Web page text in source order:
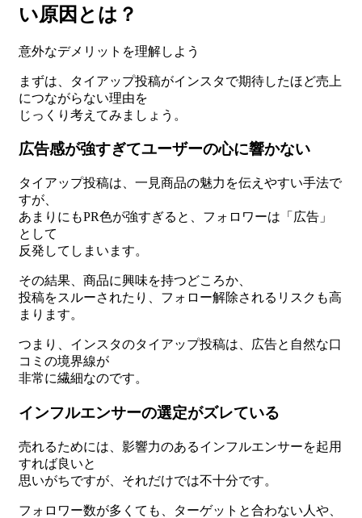
い原因とは？
意外なデメリットを理解しよう
まずは、タイアップ投稿がインスタで期待したほど売上
につながらない理由を
じっくり考えてみましょう。
広告感が強すぎてユーザーの心に響かない
タイアップ投稿は、一見商品の魅力を伝えやすい手法で
すが、
あまりにもPR色が強すぎると、フォロワーは「広告」
として
反発してしまいます。
その結果、商品に興味を持つどころか、
投稿をスルーされたり、フォロー解除されるリスクも高
まります。
つまり、インスタのタイアップ投稿は、広告と自然な口
コミの境界線が
非常に繊細なのです。
インフルエンサーの選定がズレている
売れるためには、影響力のあるインフルエンサーを起用
すれば良いと
思いがちですが、それだけでは不十分です。
フォロワー数が多くても、ターゲットと合わない人や、